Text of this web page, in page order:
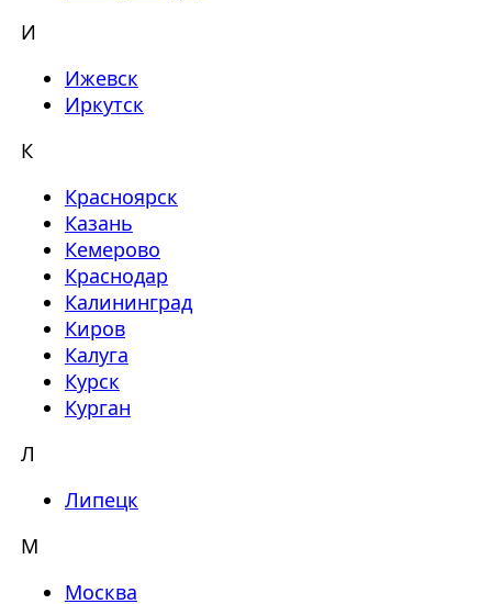
И
Ижевск
Иркутск
К
Красноярск
Казань
Кемерово
Краснодар
Калининград
Киров
Калуга
Курск
Курган
Л
Липецк
М
Москва